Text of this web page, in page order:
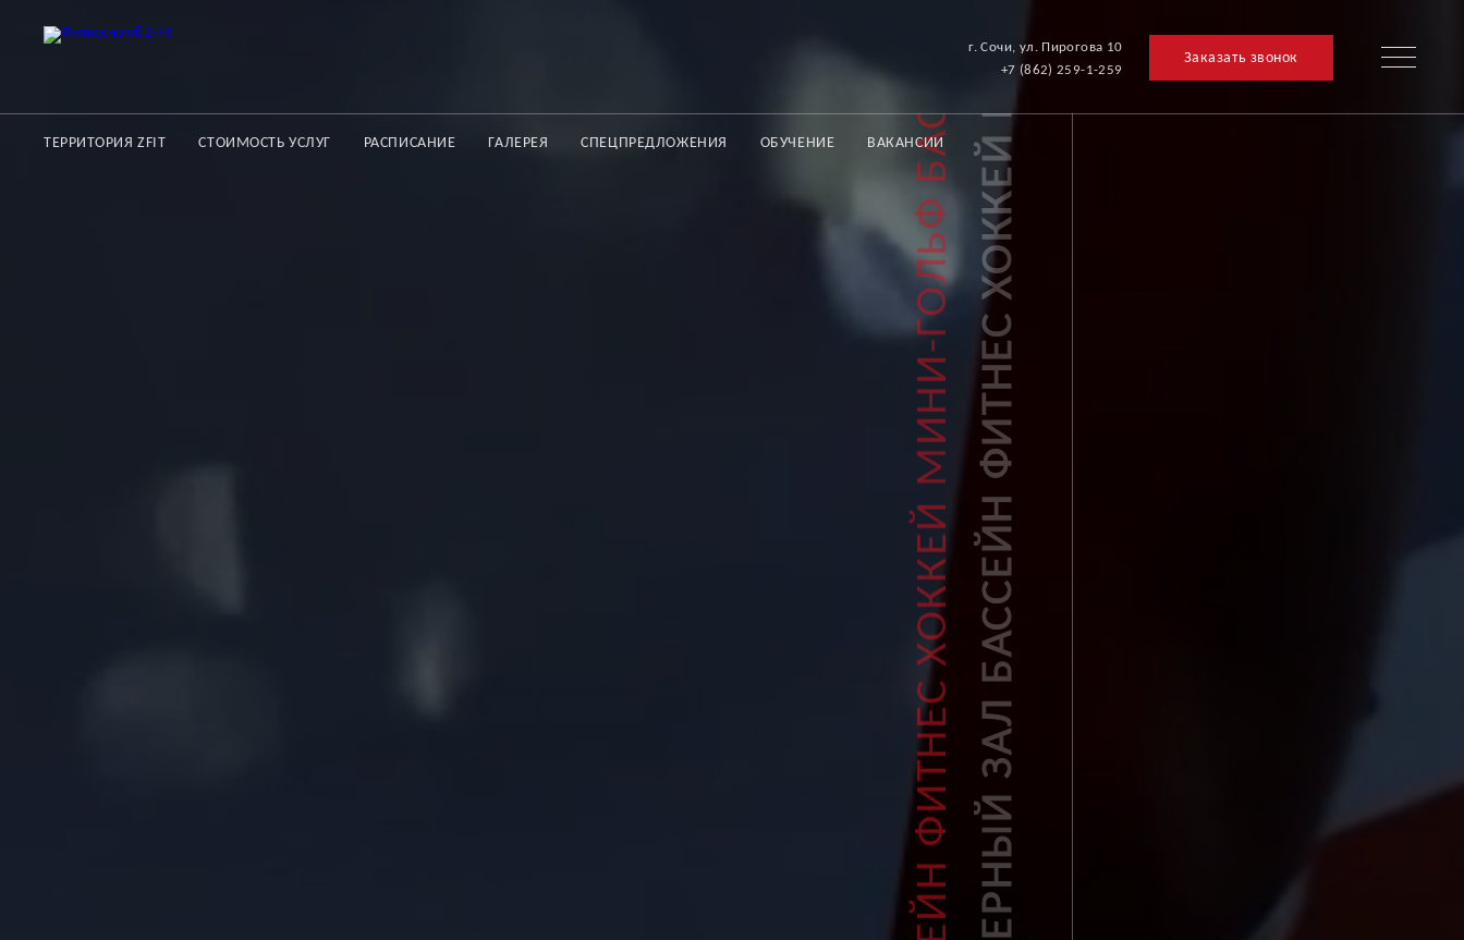
ТЕРРИТОРИЯ ZFIT СТОИМОСТЬ УСЛУГ РАСПИСАНИЕ ГАЛЕРЕЯ СПЕЦПРЕДЛОЖЕНИЯ ОБУЧЕНИЕ ВАКАНСИИ
г. Сочи, ул. Пирогова 10
+7 (862) 259-1-259
Заказать звонок